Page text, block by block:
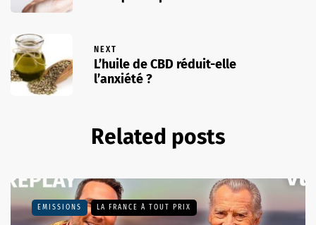
NEXT
L’huile de CBD réduit-elle
l’anxiété ?
Related posts
EMISSIONS LA FRANCE À TOUT PRIX